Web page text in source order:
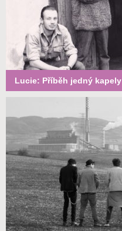
Lucie: Příběh jedný kapely